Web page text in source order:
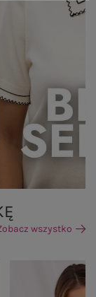
wszystko